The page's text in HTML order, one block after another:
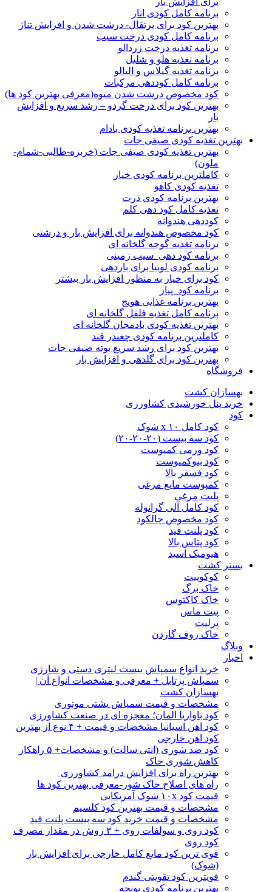
برنامه کامل کودی انار
بهترین کود برای پرتقال- درشت شدن و افزایش تناژ
برنامه کامل کودی درخت سیب
برنامه تغذیه درخت زردالو
برنامه تغذیه هلو و شلیل
برنامه تغذیه گیلاس و البالو
برنامه کامل کوددهی مرکبات
کود مخصوص درشت شدن میوه(معرفی بهترین کود ها)
بهترین کود برای درخت گردو – رشد سریع و افزایش
بار
بهترین برنامه تغذیه کودی بادام
بهترین تغذیه کودی صیفی جات
بهترین تغذیه کودی صیفی جات (خربزه-طالبی-شمام-
ملون)
کاملترین برنامه کودی خیار
تغذیه کودی کاهو
بهتربن برنامه کودی ذرت
تغذیه کامل کود دهی کلم
کوددهی هندوانه
کود مخصوص هندوانه برای افزایش بار و درشتی
برنامه تغذیه گوجه گلخانه ای
برنامه کود دهی سیب زمینی
برنامه کودی لوبیا برای باردهی
کود برای خیار به منظور افزایش بار بیشتر
برنامه کود پیاز
بهترین برنامه غذایی هویج
برنامه کامل تغذیه فلفل گلخانه ای
بهترین تغذیه کودی بادمجان گلخانه ای
کاملترین برنامه کودی چغندر قند
بهترین کود برای رشد سریع بوته صیفی جات
بهترین کود برای گلدهی و افزایش بار
فروشگاه
بهسازان کشت
خرید پنل خورشیدی کشاورزی
کود
کود کامل ۱۰ x شوک
کود سه بیست (۲۰-۲۰-۲۰)
کود ورمی کمپوست
کود بیوکمپوست
کود فسفر بالا
کمپوست مایع مرغی
پلیت مرغی
کود کامل آلی گرانوله
کود مخصوص چالکود
کود پلنت فید
کود پتاس بالا
هیومیک اسید
بستر کشت
کوکوپیت
خاک برگ
خاک کاکتوس
پیت ماس
پرلیت
خاک روف گاردن
وبلاگ
اخبار
خرید انواع سمپاش بیست لیتری دستی و شارژی
سمپاش پرتابل + معرفی و مشخصات انواع آن |
بهسازان کشت
مشخصات و قیمت سمپاش پشتی موتوری
کود باواریا المان؛ معجزه ای در صنعت کشاورزی
کود اهن اسپانیا مشخصات و قیمت + ۴ نوع از بهترین
کود اهن خارجی
کود ضد شوری (انتی سالت) و مشخصات+ ۵ راهکار
کاهش شوری خاک
بهترین راه برای افزایش درامد کشاورزی
راه های اصلاح خاک شور-معرفی بهترین کود ها
قیمت کود ۱۰x شوک آمریکایی
مشخصات و قیمت بهترین کود کلسیم
مشخصات و قیمت خرید کود سه بیست پلنت فید
کود روی و سولفات روی + ۳ روش در مقدار مصرف
کود روی
قوی ترین کود مایع کامل خارجی برای افزایش بار
(شوک)
قویترین کود تقویتی گندم
بهترین برنامه کودی یونجه